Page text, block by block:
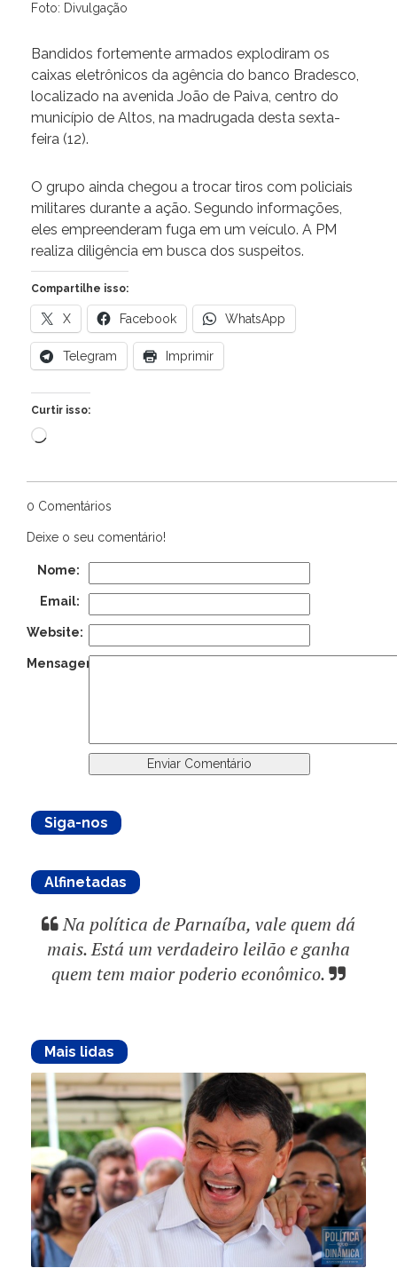
Foto: Divulgação
Bandidos fortemente armados explodiram os
caixas eletrônicos da agência do banco Bradesco,
localizado na avenida João de Paiva, centro do
município de Altos, na madrugada desta sexta-
feira (12).
O grupo ainda chegou a trocar tiros com policiais
militares durante a ação. Segundo informações,
eles empreenderam fuga em um veículo. A PM
realiza diligência em busca dos suspeitos.
Compartilhe isso:
X Facebook WhatsApp
Telegram Imprimir
Curtir isso:
Carregando...
0 Comentários
Deixe o seu comentário!
Nome:
Email:
Website:
Mensagem:
Siga-nos
Alfinetadas
Na política de Parnaíba, vale quem dá
mais. Está um verdadeiro leilão e ganha
quem tem maior poderio econômico.
Mais lidas